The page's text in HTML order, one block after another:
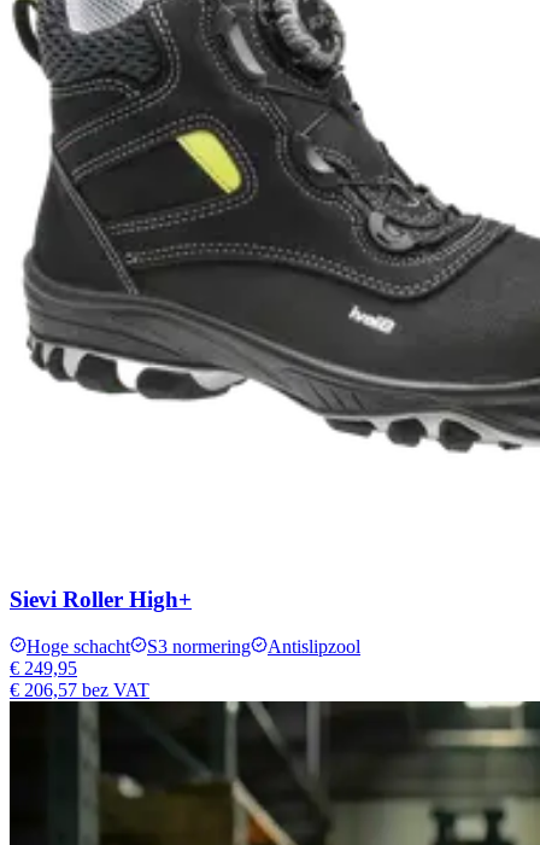
Sievi Roller High+
Hoge schacht S3 normering
Antislipzool
€ 249,95
€ 206,57 bez VAT